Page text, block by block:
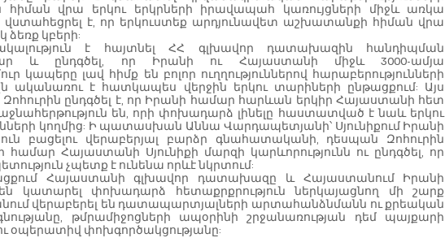
հիման վրա երկու երկրների իրավապահ կառույցների միջև առկա
վստահեցրել է, որ երկուստեք արդյունավետ աշխատանքի հիման վրա
ձեռք կբերի:
և ընդգծել, որ Իրանի ու Հայաստանի միջև 3000-ամյա
կապերը լավ հիմք են բոլոր ուղղություններով հարաբերությունների
ականառու է հատկապես վերջին երկու տարիների ընթացքում: Այս
ընդգծել է, որ Իրանի համար հարևան երկիր Հայաստանի հետ
են, որի փոխադարձ լինելը հաստատված է նաև երկու
կողմից: Ի պատասխան Աննա Վարդապետյանի՝ Սյունիքում Իրանի
բացելու վերաբերյալ բարձր գնահատականի, դեսպան Զոհուրին
Հայաստանի Սյունիքի մարզի կարևորությունն ու ընդգծել, որ
չպետք է ունենա որևէ նկրտում:
կատարել փոխադարձ հետաքրքրություն ներկայացնող մի շարք
վերաբերել են դատապարտյալների արտահանձնմանն ու քրեական
թմրամիջոցների ապօրինի շրջանառության դեմ պայքարի
օպերատիվ փոխգործակցությանը: